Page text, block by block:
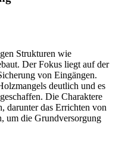
Strukturen wie
Der Fokus liegt auf der
von Eingängen.
deutlich und es
Die Charaktere
darunter das Errichten von
um die Grundversorgung